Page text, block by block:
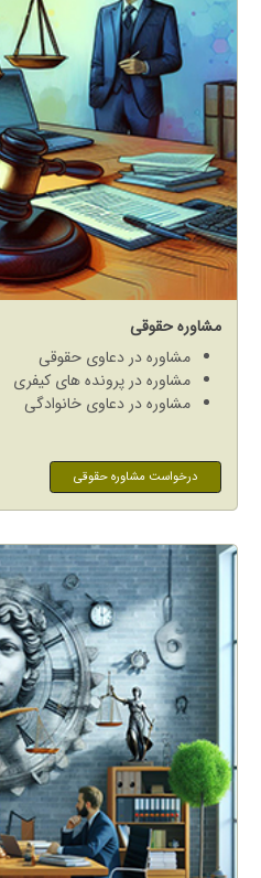
مشاوره حقوقی
مشاوره در دعاوی حقوقی
مشاوره در پرونده های کیفری
مشاوره در دعاوی خانوادگی
درخواست مشاوره حقوقی